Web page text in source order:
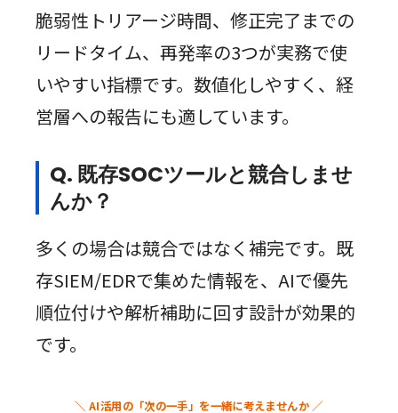
脆弱性トリアージ時間、修正完了までの
リードタイム、再発率の3つが実務で使
いやすい指標です。数値化しやすく、経
営層への報告にも適しています。
Q. 既存SOCツールと競合しませ
んか？
多くの場合は競合ではなく補完です。既
存SIEM/EDRで集めた情報を、AIで優先
順位付けや解析補助に回す設計が効果的
です。
＼ AI活用の「次の一手」を一緒に考えませんか ／